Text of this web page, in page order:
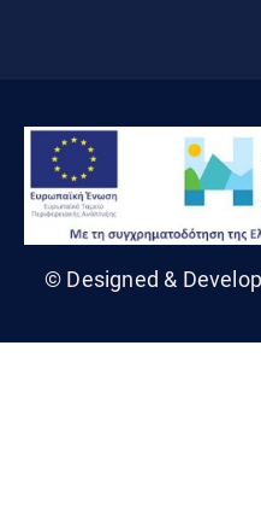
© Designed &